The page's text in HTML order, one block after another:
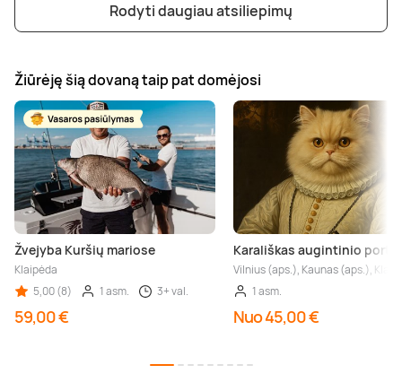
Rodyti daugiau atsiliepimų
Žiūrėję šią dovaną taip pat domėjosi
Žvejyba Kuršių mariose
Klaipėda
5,00 (8)
1 asm. 3+ val.
59,00 €
Karališkas augintinio
Vilnius (aps.), Kaunas (aps.),
1 asm.
Nuo 45,00 €